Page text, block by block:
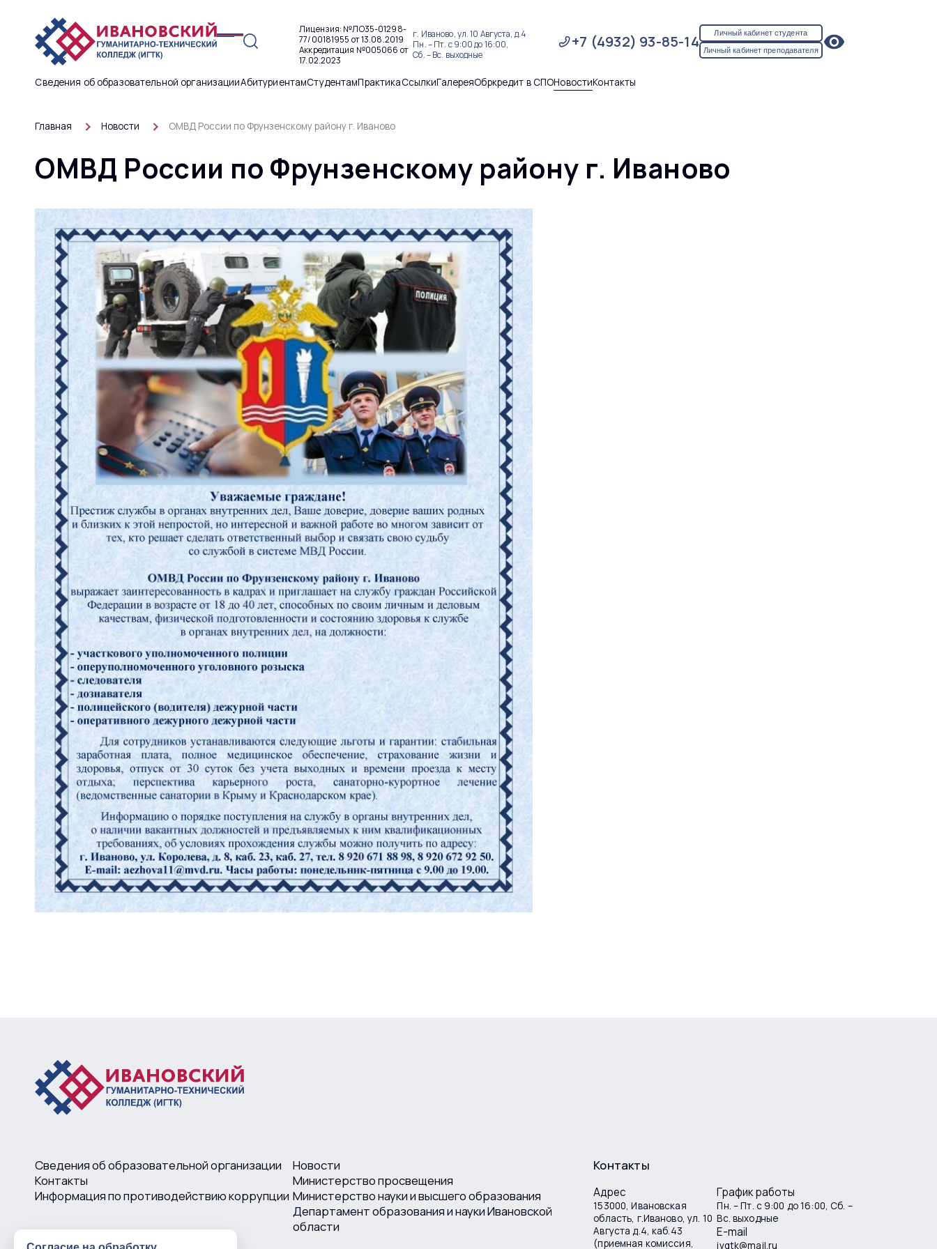
Лицензия: №ЛО35-01298-
77/00181955 от 13.08.2019
Аккредитация №005066 от
17.02.2023
г. Иваново, ул. 10 Августа, д.4
Пн. – Пт. с 9:00 до 16:00,
Сб. – Вс. выходные
+7 (4932) 93-85-14 Личный кабинет студента
Личный кабинет преподавателя
Сведения об образовательной организацииАбитуриентамСтудентамПрактикаСсылкиГалереяОбркредит в СПОНовостиКонтакты
Главная Новости ОМВД России по Фрунзенскому району г. Иваново
ОМВД России по Фрунзенскому району г. Иваново
Сведения об образовательной организации
Контакты
Информация по противодействию коррупции
Новости
Министерство просвещения
Министерство науки и высшего образования
Департамент образования и науки Ивановской
области
Контакты
Адрес
153000, Ивановская
область, г.Иваново, ул. 10
Августа д.4, каб.43
(приемная комиссия,
График работы
Пн. – Пт. с 9:00 до 16:00, Сб. –
Вс. выходные
E-mail
ivgtk@mail.ru